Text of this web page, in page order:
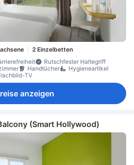
2 Einzelbetten
Rutschfester Haltegriff
Handtücher
Hygieneartikel
TV
anzeigen
(Smart Hollywood)